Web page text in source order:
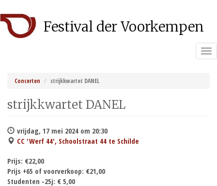
Overslaan
en
naar
Festival der Voorkempen
Concerten strijkkwartet DANEL
strijkkwartet DANEL
vrijdag, 17 mei 2024 om 20:30
CC 'Werf 44', Schoolstraat 44 te Schilde
Prijs: €22,00
Prijs +65 of voorverkoop: €21,00
Studenten -25j: € 5,00